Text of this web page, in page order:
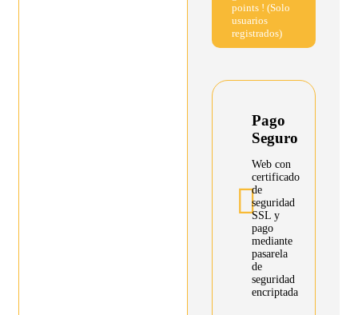
points ! (Solo
usuarios
registrados)
Pago
Seguro
Web con
certificado
de
seguridad
SSL y
pago
mediante
pasarela
de
seguridad
encriptada